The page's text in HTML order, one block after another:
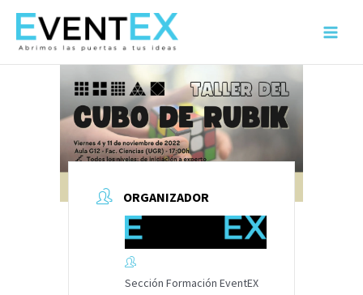
contenido
Main
ORGANIZADOR
Sección Formación EventEX